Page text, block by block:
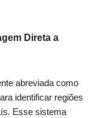
Direta a
abreviada como
identificar regiões
Esse sistema